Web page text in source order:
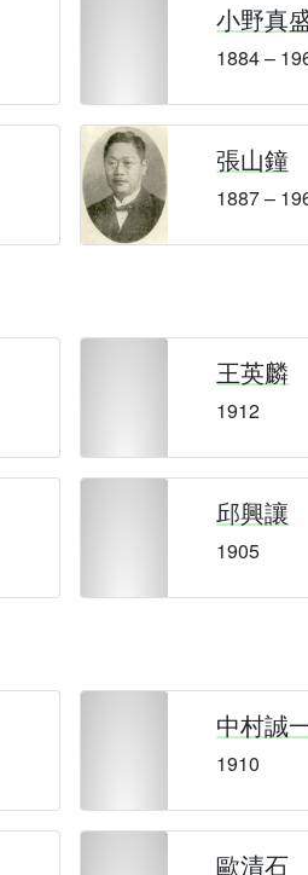
小野真
1884 –
張山鐘
1887 –
王英麟
1912
邱興讓
1905
中村誠
1910
歐清石